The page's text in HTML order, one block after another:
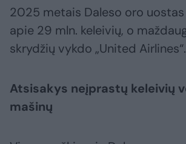
2025 metais Daleso oro
apie 29 mln. keleivių, o
skrydžių vykdo „United Airlines“.
Atsisakys neįprastų keleivių
mašinų